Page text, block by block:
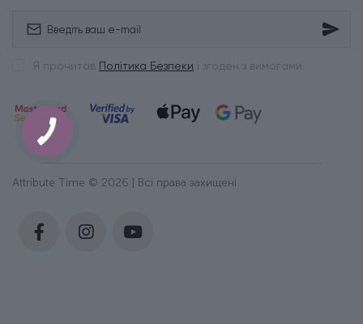
Я прочитав Політика Безпеки і згоден з вимогами
Attribute Time © 2026 | Всі права захищені